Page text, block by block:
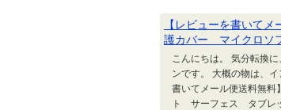
【レビューを書いて
護カバー マイクロソ
こんにちは。 気分転換
ンです。 大概の物は、
書いてメール便送料無
ト サーフェス タブレ